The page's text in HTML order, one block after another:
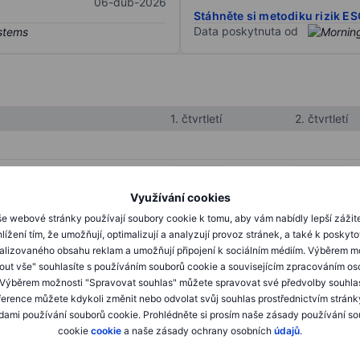
Využívání cookies
webové stránky používají soubory cookie k tomu, aby vám nabídly lepší
tím, že umožňují, optimalizují a analyzují provoz stránek, a také k
obsahu reklam a umožňují připojení k sociálním médiím. Výběrem
vše" souhlasíte s používáním souborů cookie a souvisejícím zpracováním
možnosti "Spravovat souhlas" můžete spravovat své předvolby
můžete kdykoli změnit nebo odvolat svůj souhlas prostřednictvím
používání souborů cookie. Prohlédněte si prosím naše zásady používání
cookie cookie a naše zásady ochrany osobních údajů.
Stáhněte si metodiku rizik
Data poskytnuta od
1. čtvrtletí 2. čtvrtletí
XXXXXXX
XXXXXXX XXXXXXX
XXXXXXX XXXXXXX
XXXXXXX XXXXXXX